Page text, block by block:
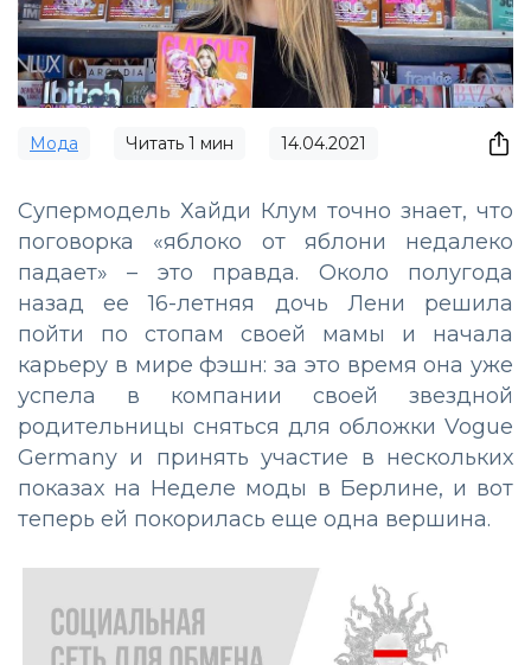
Мода Читать 1 мин 14.04.2021
Супермодель Хайди Клум точно знает, что
поговорка «яблоко от яблони недалеко
падает» – это правда. Около полугода
назад ее 16-летняя дочь Лени решила
пойти по стопам своей мамы и начала
карьеру в мире фэшн: за это время она уже
успела в компании своей звездной
родительницы сняться для обложки Vogue
Germany и принять участие в нескольких
показах на Неделе моды в Берлине, и вот
теперь ей покорилась еще одна вершина.